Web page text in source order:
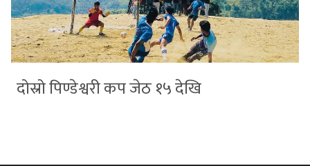
दोस्रो पिण्डेश्वरी कप जेठ १५ देखि